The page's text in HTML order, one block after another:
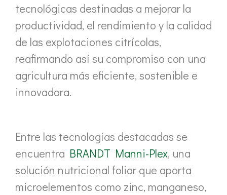
tecnológicas destinadas a mejorar la
productividad, el rendimiento y la calidad
de las explotaciones citrícolas,
reafirmando así su compromiso con una
agricultura más eficiente, sostenible e
innovadora.
Entre las tecnologías destacadas se
encuentra BRANDT Manni-Plex, una
solución nutricional foliar que aporta
microelementos como zinc, manganeso,